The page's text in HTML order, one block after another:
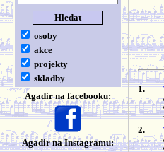
osoby
akce
projekty
skladby
Agadir na facebooku:
Agadir na Instagramu:
1.
2.